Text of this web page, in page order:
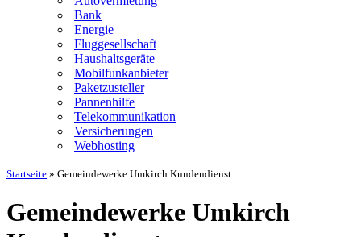
Bank
Energie
Fluggesellschaft
Haushaltsgeräte
Mobilfunkanbieter
Paketzusteller
Pannenhilfe
Telekommunikation
Versicherungen
Webhosting
Startseite » Gemeindewerke Umkirch Kundendienst
Gemeindewerke Umkirch